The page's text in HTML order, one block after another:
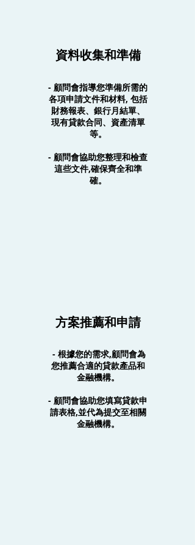
資料收集和準備
- 顧問會指導您準備所需的
各項申請文件和材料, 包括
財務報表、銀行月結單、
現有貸款合同、資產清單
等。
- 顧問會協助您整理和檢查
這些文件,確保齊全和準
確。
方案推薦和申請
- 根據您的需求,顧問會為
您推薦合適的貸款產品和
金融機構。
- 顧問會協助您填寫貸款申
請表格,並代為提交至相關
金融機構。